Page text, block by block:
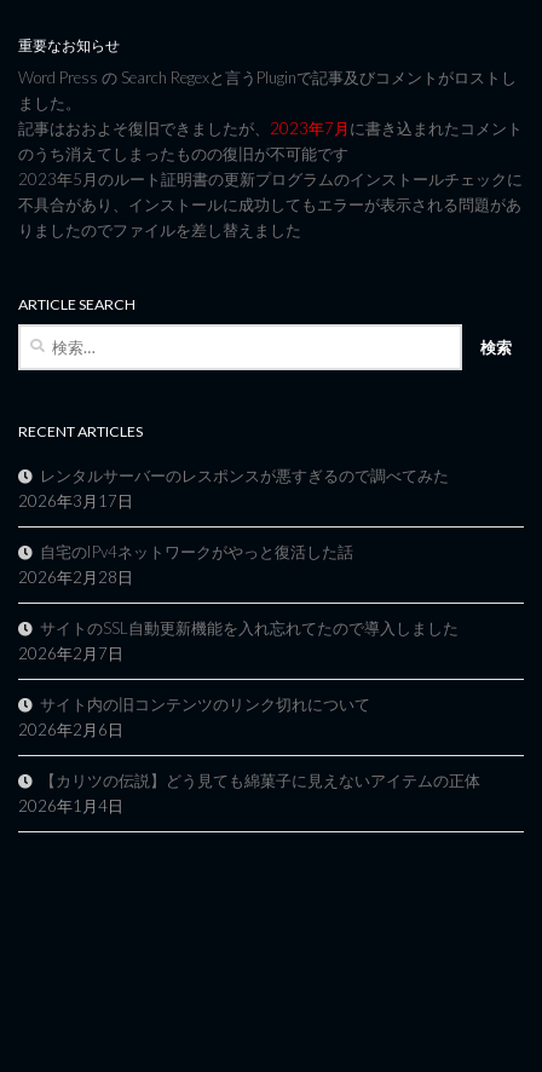
重要なお知らせ
Word Press の Search Regexと言うPluginで記事及びコメントがロストし
ました。
記事はおおよそ復旧できましたが、 2023年7月に書き込まれたコメント
のうち消えてしまったものの復旧が不可能です
2023年5月のルート証明書の更新プログラムのインストールチェックに
不具合があり、インストールに成功してもエラーが表示される問題があ
りましたのでファイルを差し替えました
ARTICLE SEARCH
RECENT ARTICLES
レンタルサーバーのレスポンスが悪すぎるので調べてみた
2026年3月17日
自宅のIPv4ネットワークがやっと復活した話
2026年2月28日
サイトのSSL自動更新機能を入れ忘れてたので導入しました
2026年2月7日
サイト内の旧コンテンツのリンク切れについて
2026年2月6日
【カリツの伝説】どう見ても綿菓子に見えないアイテムの正体
2026年1月4日